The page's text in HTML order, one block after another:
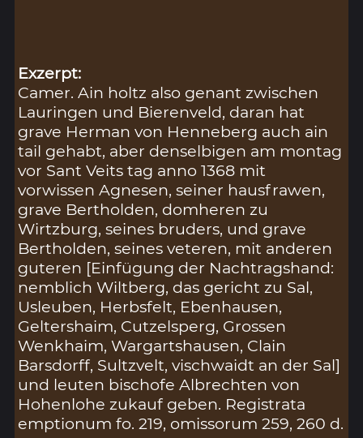
Exzerpt:
Camer. Ain holtz also genant zwischen
Lauringen und Bierenveld, daran hat
grave Herman von Henneberg auch ain
tail gehabt, aber denselbigen am montag
vor Sant Veits tag anno 1368 mit
vorwissen Agnesen, seiner hausfrawen,
grave Bertholden, domheren zu
Wirtzburg, seines bruders, und grave
Bertholden, seines veteren, mit anderen
guteren [Einfügung der Nachtragshand:
nemblich Wiltberg, das gericht zu Sal,
Usleuben, Herbsfelt, Ebenhausen,
Geltershaim, Cutzelsperg, Grossen
Wenkhaim, Wargartshausen, Clain
Barsdorff, Sultzvelt, vischwaidt an der Sal]
und leuten bischofe Albrechten von
Hohenlohe zukauf geben. Registrata
emptionum fo. 219, omissorum 259, 260 d.